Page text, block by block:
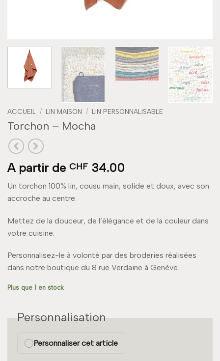
ACCUEIL / LIN MAISON / LIN PERSONNALISABLE
Torchon – Mocha
A partir de CHF 34.00
Un torchon 100% lin, cousu main, solide et doux, avec son
accroche au centre.
Mettez de la douceur, de l’élégance et de la couleur dans
votre cuisine.
Personnalisez-le à volonté par des broderies réalisées
dans notre boutique du 8 rue Verdaine à Genève.
Plus que 1 en stock
Personnalisation
Personnaliser cet article